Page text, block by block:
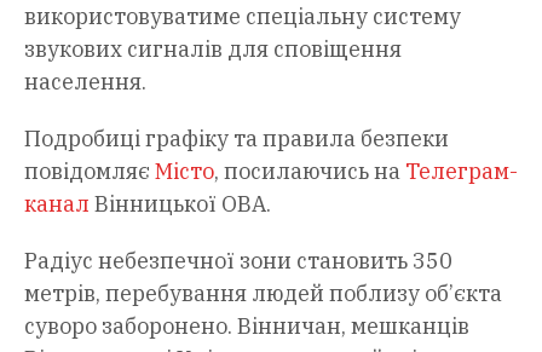
використовуватиме спеціальну систему
звукових сигналів для сповіщення
населення.
Подробиці графіку та правила безпеки
повідомляє Місто, посилаючись на Телеграм-
канал Вінницької ОВА.
Радіус небезпечної зони становить 350
метрів, перебування людей поблизу об’єкта
суворо заборонено. Вінничан, мешканців